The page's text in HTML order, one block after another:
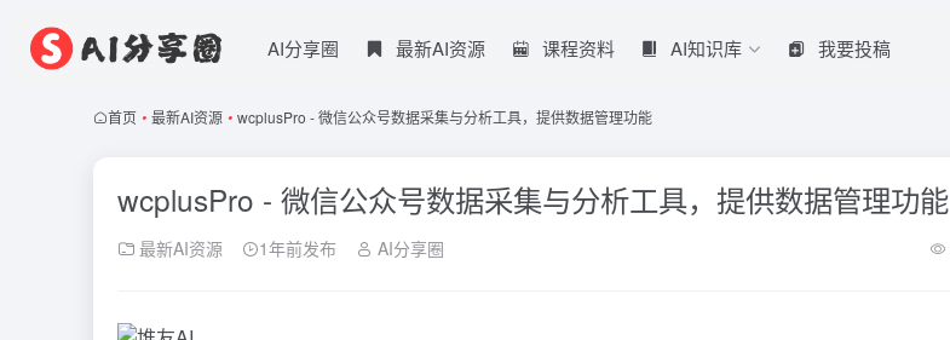
AI分享圈 最新AI资源 课程资料 AI知识库 我要投稿
首页 • 最新AI资源 • wcplusPro - 微信公众号数据采集与分析工具，提供数据管理功能
wcplusPro - 微信公众号数据采集与分析工具，提供数据管理功能
最新AI资源 1年前发布 AI分享圈